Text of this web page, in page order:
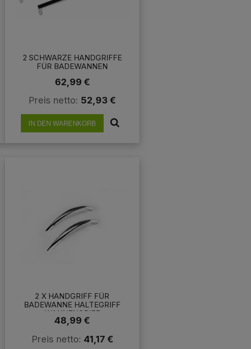
2 SCHWARZE HANDGRIFFE
FÜR BADEWANNEN
33 CM VERCHROMT ECKIG
62,99 €
Preis netto: 52,93 €
IN DEN WARENKORB
2 X HANDGRIFF FÜR
BADEWANNE HALTEGRIFF
WANNENGRIFF
48,99 €
Preis netto: 41,17 €